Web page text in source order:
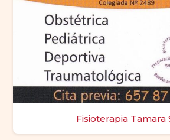
Fisioterapia Tamara